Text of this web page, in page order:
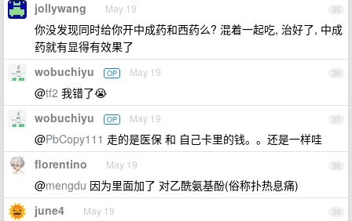
35
jollywang May 19
你没发现同时给你开中成药和西药么? 混着一起吃, 治好了, 中成
药就有显得有效果了
36
wobuchiyu OP May 19
@tf2 我错了😭
37
wobuchiyu OP May 19
@PbCopy111 走的是医保 和 自己卡里的钱。。还是一样哇
38
florentino May 19
@mengdu 因为里面加了 对乙酰氨基酚(俗称扑热息痛)
39
june4 May 19